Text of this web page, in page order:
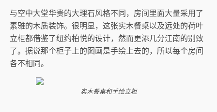
与空中大堂华贵的大理石风格不同，房间里面大量采用了
素雅的木质装饰。很明显，这张实木餐桌以及远处的荷叶
立柜都借鉴了纽约柏悦的设计，然而更添几分江南的别致
了。据说那个柜子上的图画是手绘上去的，所以每个房间
各不相同。
实木餐桌和手绘立柜